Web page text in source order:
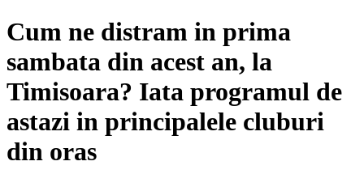
Cum ne distram in prima
sambata din acest an, la
Timisoara? Iata programul de
astazi in principalele cluburi
din oras